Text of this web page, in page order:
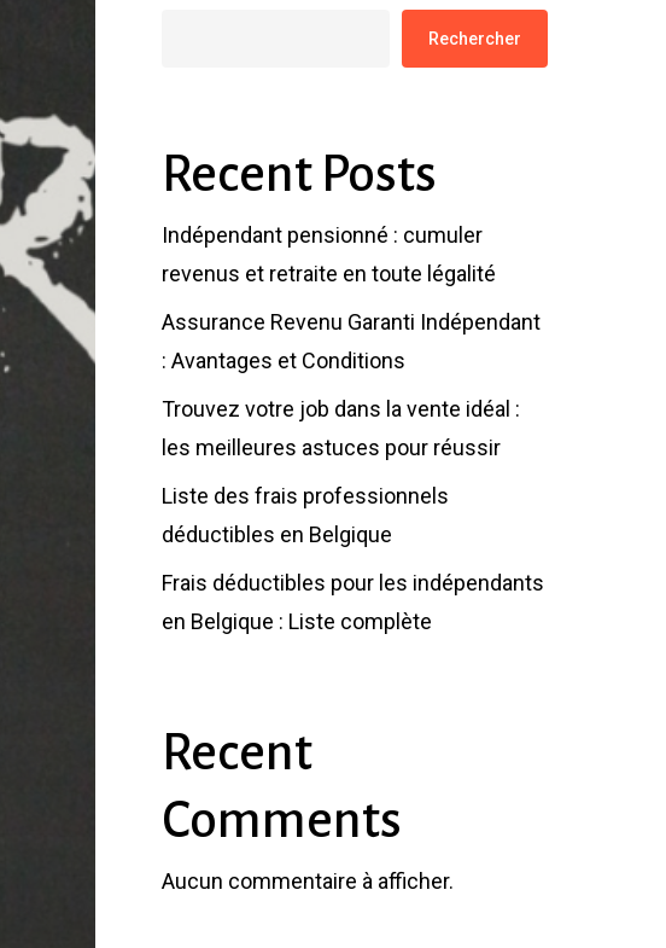
Rechercher
Recent Posts
Indépendant pensionné : cumuler
revenus et retraite en toute légalité
Assurance Revenu Garanti Indépendant
: Avantages et Conditions
Trouvez votre job dans la vente idéal :
les meilleures astuces pour réussir
Liste des frais professionnels
déductibles en Belgique
Frais déductibles pour les indépendants
en Belgique : Liste complète
Recent
Comments
Aucun commentaire à afficher.